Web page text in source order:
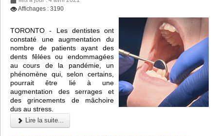
Affichages : 3190
TORONTO - Les dentistes ont
constaté une augmentation du
nombre de patients ayant des
dents fêlées ou endommagées
au cours de la pandémie, un
phénomène qui, selon certains,
pourrait être lié à une
augmentation des serrages et
des grincements de mâchoire
dus au stress.
Lire la suite...